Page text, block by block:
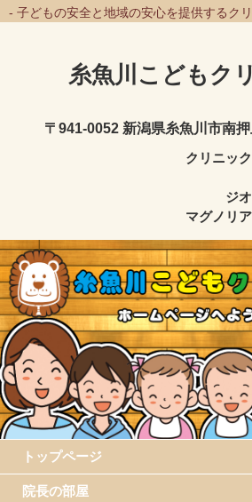
- 子どもの安全と地域の安心を提供するク
糸魚川こどもク
〒941-0052 新潟県糸魚川市南
クリニッ
ジ
マグノリ
トップページ
院長の部屋